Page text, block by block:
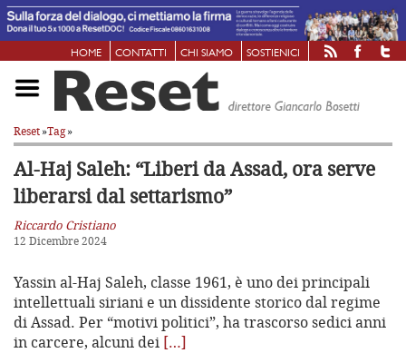
HOME CONTATTI CHI SIAMO SOSTIENICI
Reset»Tag»
Al-Haj Saleh: “Liberi da Assad, ora serve
liberarsi dal settarismo”
Riccardo Cristiano
12 Dicembre 2024
Yassin al-Haj Saleh, classe 1961, è uno dei principali
intellettuali siriani e un dissidente storico dal regime
di Assad. Per “motivi politici”, ha trascorso sedici anni
in carcere, alcuni dei […]